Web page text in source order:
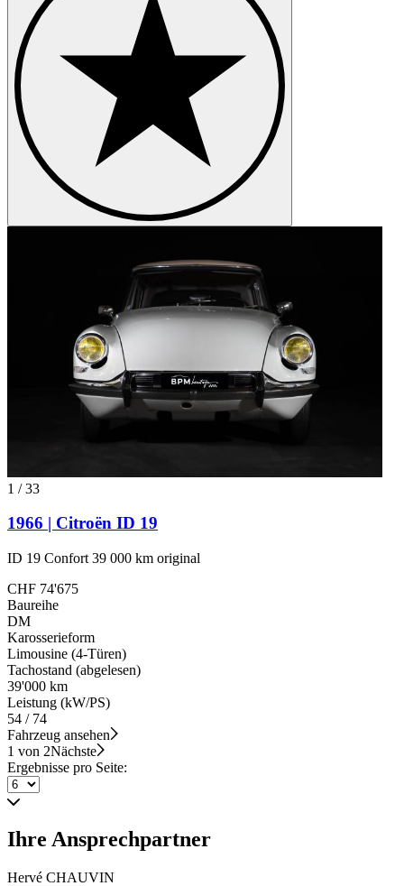
1 /33
1966 | Citroën ID 19
ID 19 Confort 39 000 km original
CHF 74'675
Baureihe
DM
Karosserieform
Limousine (4-Türen)
Tachostand (abgelesen)
39'000 km
Leistung (kW/PS)
54 / 74
Fahrzeug ansehen
1 von 2Nächste
Ergebnisse pro Seite:
Ihre Ansprechpartner
Hervé CHAUVIN